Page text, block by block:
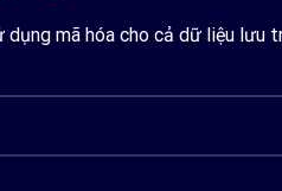
mã hóa cho cả dữ liệu lưu